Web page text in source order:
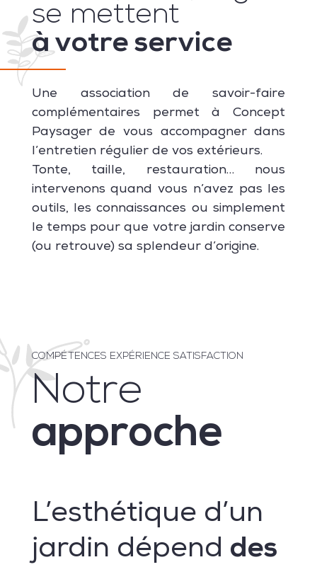
se mettent
à votre service
Une association de savoir-faire
complémentaires permet à Concept
Paysager de vous accompagner dans
l’entretien régulier de vos extérieurs.
Tonte, taille, restauration… nous
intervenons quand vous n’avez pas les
outils, les connaissances ou simplement
le temps pour que votre jardin conserve
(ou retrouve) sa splendeur d’origine.
COMPÉTENCES EXPÉRIENCE SATISFACTION
Notre
approche
L’esthétique d’un
jardin dépend des